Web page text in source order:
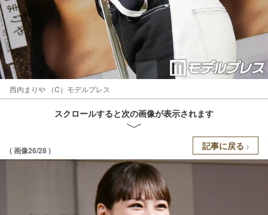
西内まりや （C）モデルプレス
スクロールすると次の画像が表示されます
( 画像26/28 ) 記事に戻る